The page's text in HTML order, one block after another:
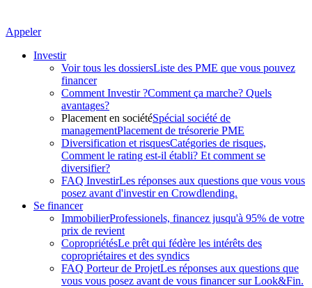
Appeler
Investir
Voir tous les dossiersListe des PME que vous pouvez
financer
Comment Investir ?Comment ça marche? Quels
avantages?
Placement en sociétéSpécial société de
managementPlacement de trésorerie PME
Diversification et risquesCatégories de risques,
Comment le rating est-il établi? Et comment se
diversifier?
FAQ InvestirLes réponses aux questions que vous vous
posez avant d'investir en Crowdlending.
Se financer
ImmobilierProfessionels, financez jusqu'à 95% de votre
prix de revient
CopropriétésLe prêt qui fédère les intérêts des
copropriétaires et des syndics
FAQ Porteur de ProjetLes réponses aux questions que
vous vous posez avant de vous financer sur Look&Fin.